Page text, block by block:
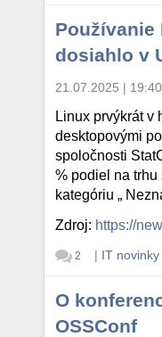
dosiahlo v
21.07.2025 | 19:40
Linux prvýkrát v
desktopovými
spoločnosti
% podiel na trhu
kategóriu „
Zdroj: https://
2 | IT novinky
O
OSSConf